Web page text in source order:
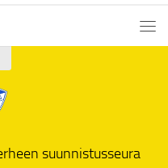
suunnistusseura